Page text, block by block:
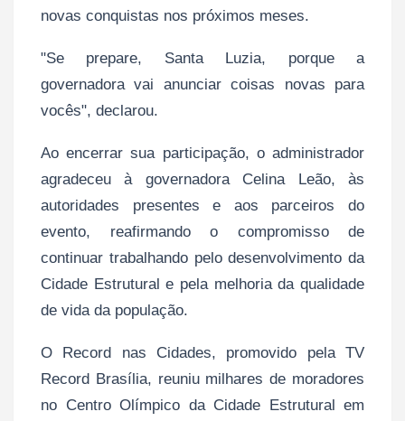
novas conquistas nos próximos meses.
"Se prepare, Santa Luzia, porque a
governadora vai anunciar coisas novas para
vocês", declarou.
Ao encerrar sua participação, o administrador
agradeceu à governadora Celina Leão, às
autoridades presentes e aos parceiros do
evento, reafirmando o compromisso de
continuar trabalhando pelo desenvolvimento da
Cidade Estrutural e pela melhoria da qualidade
de vida da população.
O Record nas Cidades, promovido pela TV
Record Brasília, reuniu milhares de moradores
no Centro Olímpico da Cidade Estrutural em